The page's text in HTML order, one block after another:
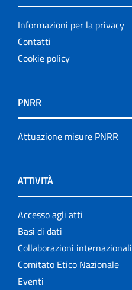
Informazioni per la privacy
Contatti
Cookie policy
PNRR
Attuazione misure PNRR
ATTIVITÀ
Accesso agli atti
Basi di dati
Collaborazioni internazionali
Comitato Etico Nazionale
Eventi